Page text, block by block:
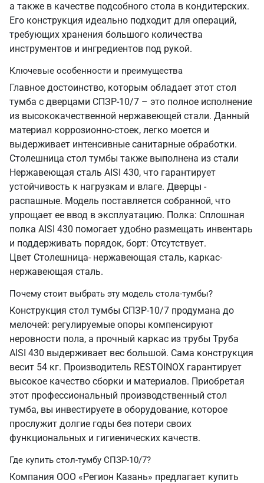
а также в качестве подсобного стола в кондитерских.
Его конструкция идеально подходит для операций,
требующих хранения большого количества
инструментов и ингредиентов под рукой.
Ключевые особенности и преимущества
Главное достоинство, которым обладает этот стол
тумба с дверцами СПЗР-10/7 – это полное исполнение
из высококачественной нержавеющей стали. Данный
материал коррозионно-стоек, легко моется и
выдерживает интенсивные санитарные обработки.
Столешница стол тумбы также выполнена из стали
Нержавеющая сталь AISI 430, что гарантирует
устойчивость к нагрузкам и влаге. Дверцы -
распашные. Модель поставляется собранной, что
упрощает ее ввод в эксплуатацию. Полка: Сплошная
полка AISI 430 помогает удобно размещать инвентарь
и поддерживать порядок, борт: Отсутствует.
Цвет Столешница- нержавеющая сталь, каркас-
нержавеющая сталь.
Почему стоит выбрать эту модель стола-тумбы?
Конструкция стол тумбы СПЗР-10/7 продумана до
мелочей: регулируемые опоры компенсируют
неровности пола, а прочный каркас из трубы Труба
AISI 430 выдерживает вес большой. Сама конструкция
весит 54 кг. Производитель RESTOINOX гарантирует
высокое качество сборки и материалов. Приобретая
этот профессиональный производственный стол
тумба, вы инвестируете в оборудование, которое
прослужит долгие годы без потери своих
функциональных и гигиенических качеств.
Где купить стол-тумбу СПЗР-10/7?
Компания ООО «Регион Казань» предлагает купить